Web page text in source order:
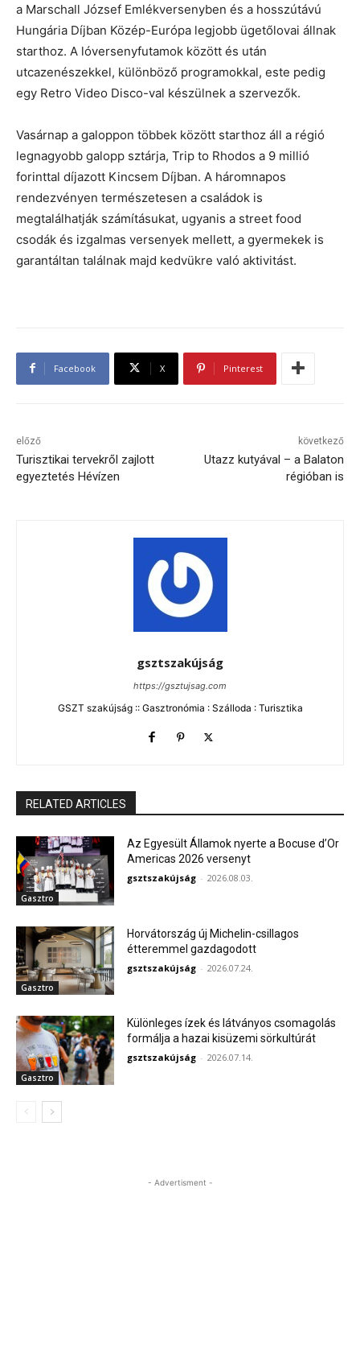
a Marschall József Emlékversenyben és a hosszútávú
Hungária Díjban Közép-Európa legjobb ügetőlovai állnak
starthoz. A lóversenyfutamok között és után
utcazenészekkel, különböző programokkal, este pedig
egy Retro Video Disco-val készülnek a szervezők.
Vasárnap a galoppon többek között starthoz áll a régió
legnagyobb galopp sztárja, Trip to Rhodos a 9 millió
forinttal díjazott Kincsem Díjban. A háromnapos
rendezvényen természetesen a családok is
megtalálhatják számításukat, ugyanis a street food
csodák és izgalmas versenyek mellett, a gyermekek is
garantáltan találnak majd kedvükre való aktivitást.
Facebook X Pinterest
előző
Turisztikai tervekről zajlott
egyeztetés Hévízen
következő
Utazz kutyával – a Balaton
régióban is
gsztszakújság
https://gsztujsag.com
GSZT szakújság :: Gasztronómia : Szálloda : Turisztika
RELATED ARTICLES
Gasztro
Az Egyesült Államok nyerte a Bocuse d’Or
Americas 2026 versenyt
gsztszakújság - 2026.08.03.
Gasztro
Horvátország új Michelin-csillagos
étteremmel gazdagodott
gsztszakújság - 2026.07.24.
Gasztro
Különleges ízek és látványos csomagolás
formálja a hazai kisüzemi sörkultúrát
gsztszakújság - 2026.07.14.
- Advertisment -